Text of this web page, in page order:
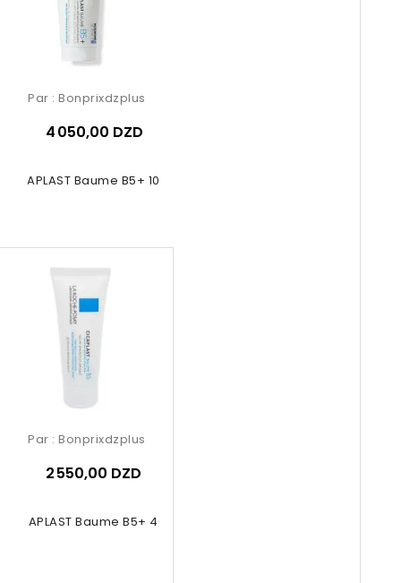
CICAPLAST Baume B5+ 100ml
Par : Bonprixdzplus
4 050,00 DZD
CICAPLAST Baume B5+ 40ml
Par : Bonprixdzplus
2 550,00 DZD